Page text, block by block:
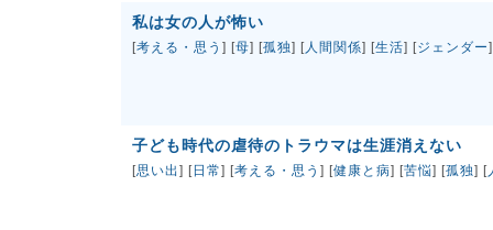
私は女の人が怖い
[考える・思う ] [母] [孤独] [人間関係] [生活] [ジェンダー
子ども時代の虐待のトラウマは生涯消えない
[思い出] [日常] [考える・思う ] [健康と病] [苦悩] [孤独] [